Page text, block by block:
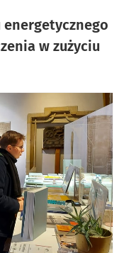
w zużyciu